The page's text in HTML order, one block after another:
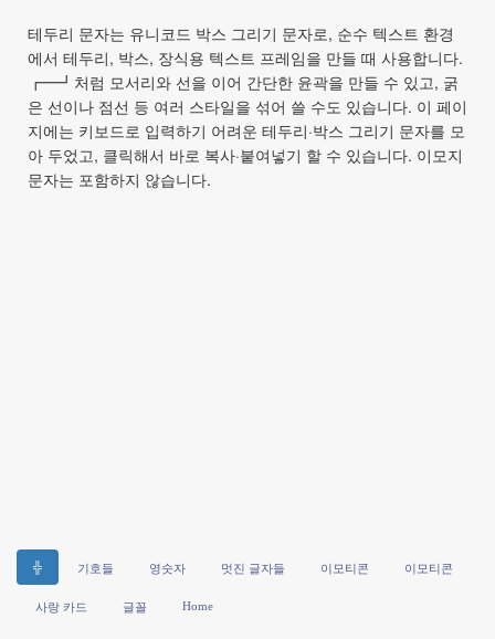
테두리 문자는 유니코드 박스 그리기 문자로, 순수 텍스트 환경
에서 테두리, 박스, 장식용 텍스트 프레임을 만들 때 사용합니다.
┏━┛처럼 모서리와 선을 이어 간단한 윤곽을 만들 수 있고, 굵
은 선이나 점선 등 여러 스타일을 섞어 쓸 수도 있습니다. 이 페이
지에는 키보드로 입력하기 어려운 테두리·박스 그리기 문자를 모
아 두었고, 클릭해서 바로 복사·붙여넣기 할 수 있습니다. 이모지
문자는 포함하지 않습니다.
╬ 기호들 영숫자 멋진 글자들 이모티콘 이모티콘
사랑 카드 글꼴 Home